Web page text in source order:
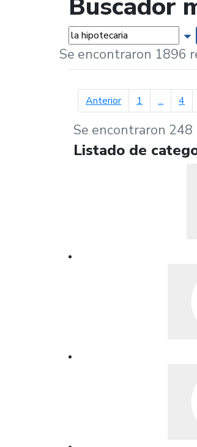
Buscador
Palabras...
Se encontraron 1896
Anteriorpágina anterior
1 ... 4
Se encontraron
Listado de